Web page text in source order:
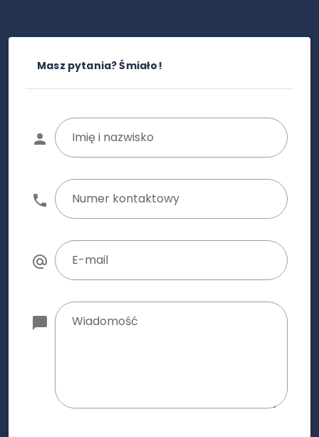
Masz pytania? Śmiało!
Imię i nazwisko
Numer kontaktowy
E-mail
Wiadomość